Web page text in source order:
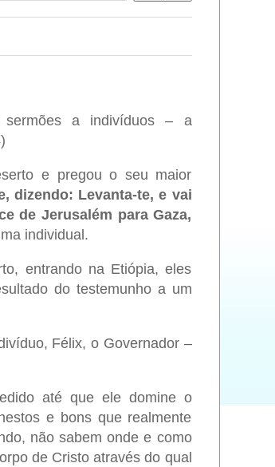
sermões a indivíduos – a
e pregou o seu maior
dizendo: Levanta-te, e vai
de Jerusalém para Gaza,
individual.
entrando na Etiópia, eles
do testemunho a um
Félix, o Governador –
até que ele domine o
e bons que realmente
não sabem onde e como
de Cristo através do qual